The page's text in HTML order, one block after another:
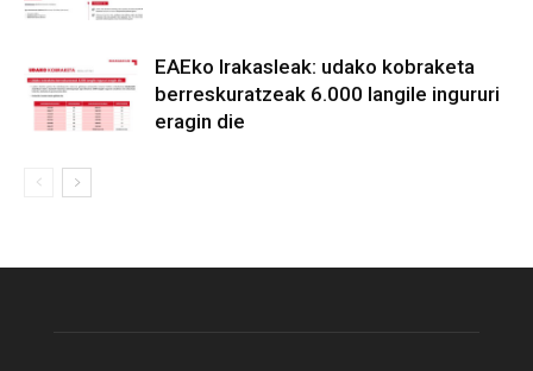
EAEko Irakasleak: udako kobraketa
berreskuratzeak 6.000 langile ingururi
eragin die